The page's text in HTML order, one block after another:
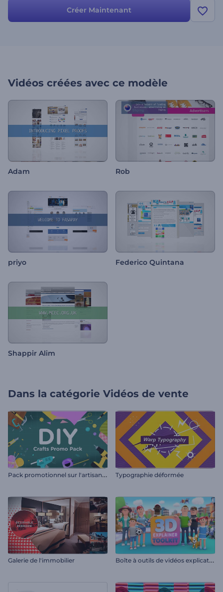
Créer Maintenant
Vidéos créées avec ce modèle
Adam Rob
priyo Federico Quintana
Shappir Alim
Dans la catégorie Vidéos de vente
P
ack promotionnel sur l'artisanat Typographie déformée
Galerie de l'immobilier B
oîte à outils de vidéos explicatives 3D